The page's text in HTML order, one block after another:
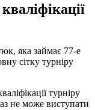
яка займає 77-е
сітку турніру
турніру
не може виступати